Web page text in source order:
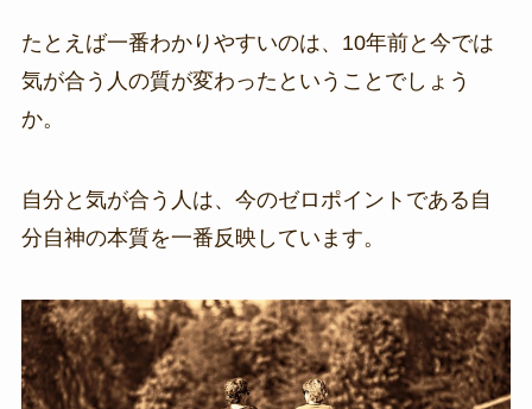
たとえば一番わかりやすいのは、10年前と今では
気が合う人の質が変わったということでしょう
か。
自分と気が合う人は、今のゼロポイントである自
分自神の本質を一番反映しています。